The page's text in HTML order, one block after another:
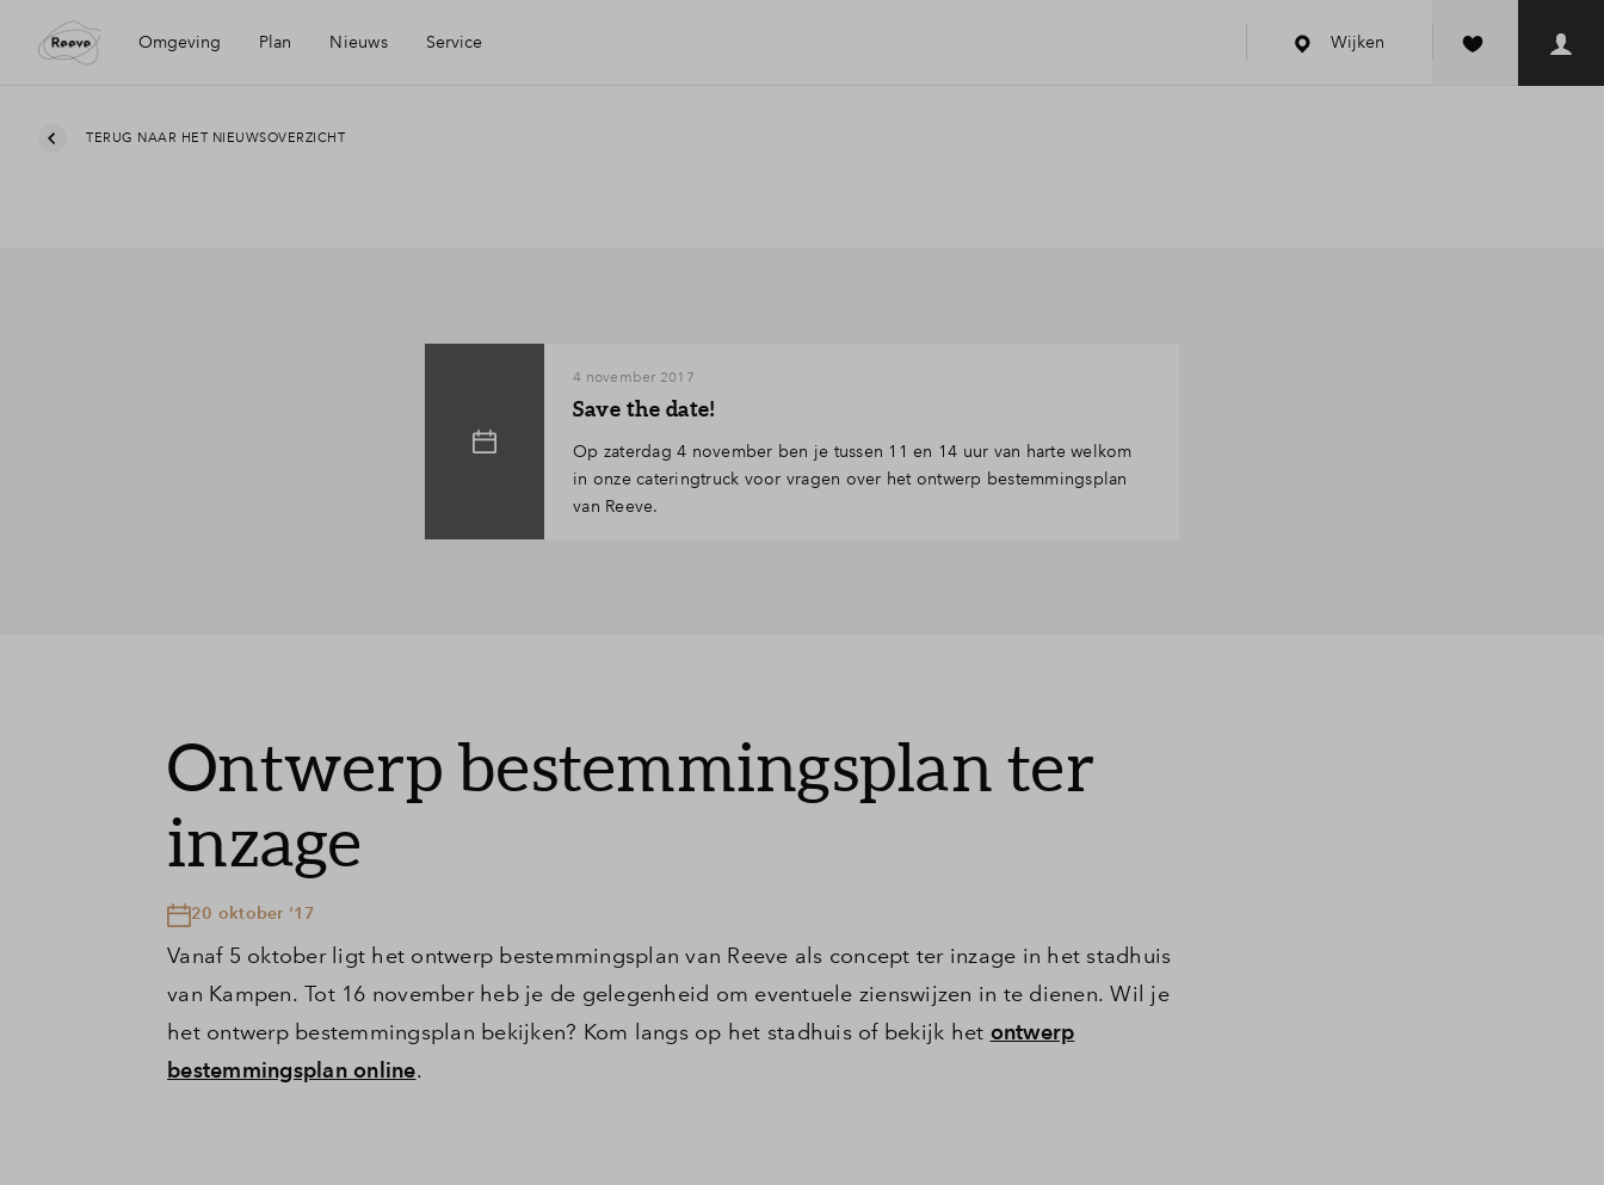
Omgeving
Ligging
Plan
Visie
Nieuws Service Wijken
TERUG NAAR HET NIEUWSOVERZICHT
4 november 2017
Save the date!
Op zaterdag 4 november ben je tussen 11 en 14 uur van harte welkom
in onze cateringtruck voor vragen over het ontwerp bestemmingsplan
van Reeve.
Ontwerp bestemmingsplan ter
inzage
20 oktober '17
Vanaf 5 oktober ligt het ontwerp bestemmingsplan van Reeve als concept ter inzage in het stadhuis
van Kampen. Tot 16 november heb je de gelegenheid om eventuele zienswijzen in te dienen. Wil je
het ontwerp bestemmingsplan bekijken? Kom langs op het stadhuis of bekijk het ontwerp
bestemmingsplan online.